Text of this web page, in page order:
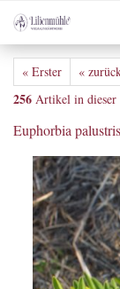
« Erster «
256 Artikel in dieser
Euphorbia